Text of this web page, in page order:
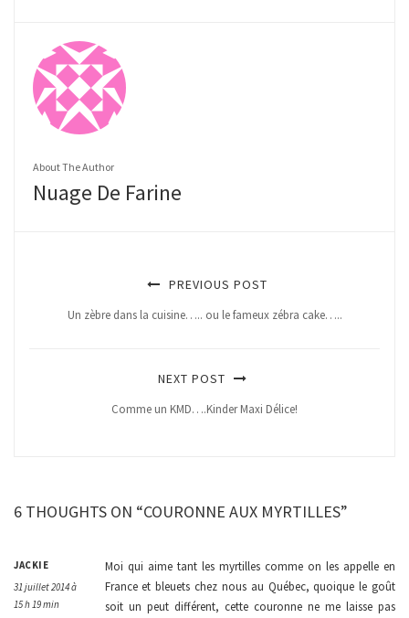
About The Author
Nuage De Farine
PREVIOUS POST
Un zèbre dans la cuisine….. ou le fameux zébra cake…..
NEXT POST
Comme un KMD….Kinder Maxi Délice!
6 THOUGHTS ON “COURONNE AUX MYRTILLES”
JACKIE
31 juillet 2014 à
15 h 19 min
Moi qui aime tant les myrtilles comme on les appelle en
France et bleuets chez nous au Québec, quoique le goût
soit un peut différent, cette couronne ne me laisse pas